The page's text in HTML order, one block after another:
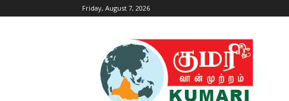
Friday, August 7, 2026